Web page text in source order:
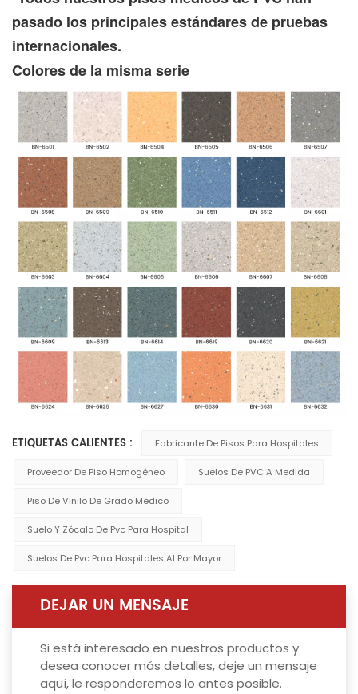
pasado los principales estándares de pruebas
internacionales.
Colores de la misma serie
ETIQUETAS CALIENTES : Fabricante De Pisos Para Hospitales
Proveedor De Piso Homogéneo Suelos De PVC A Medida
Piso De Vinilo De Grado Médico
Suelo Y Zócalo De Pvc Para Hospital
Suelos De Pvc Para Hospitales Al Por Mayor
DEJAR UN MENSAJE
Si está interesado en nuestros productos y
desea conocer más detalles, deje un mensaje
aquí, le responderemos lo antes posible.